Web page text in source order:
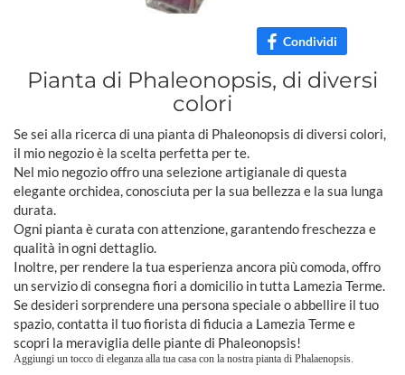
Condividi
Pianta di Phaleonopsis, di diversi
colori
Se sei alla ricerca di una pianta di Phaleonopsis di diversi colori,
il mio negozio è la scelta perfetta per te.
Nel mio negozio offro una selezione artigianale di questa
elegante orchidea, conosciuta per la sua bellezza e la sua lunga
durata.
Ogni pianta è curata con attenzione, garantendo freschezza e
qualità in ogni dettaglio.
Inoltre, per rendere la tua esperienza ancora più comoda, offro
un servizio di consegna fiori a domicilio in tutta Lamezia Terme.
Se desideri sorprendere una persona speciale o abbellire il tuo
spazio, contatta il tuo fiorista di fiducia a Lamezia Terme e
scopri la meraviglia delle piante di Phaleonopsis!
Aggiungi un tocco di eleganza alla tua casa con la nostra pianta di Phalaenopsis.